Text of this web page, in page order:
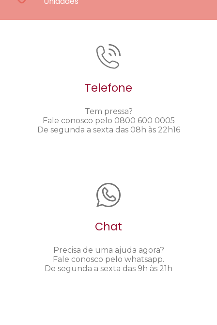
Telefone
Tem pressa?
Fale conosco pelo 0800 600 0005
De segunda a sexta das 08h às 22h16
Chat
Precisa de uma ajuda agora?
Fale conosco pelo whatsapp.
De segunda a sexta das 9h às 21h